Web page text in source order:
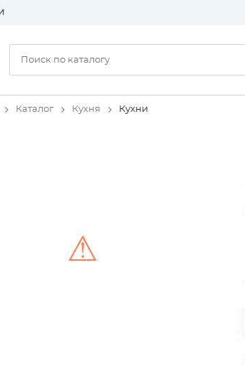
Каталог Кухня Кухни
⚠